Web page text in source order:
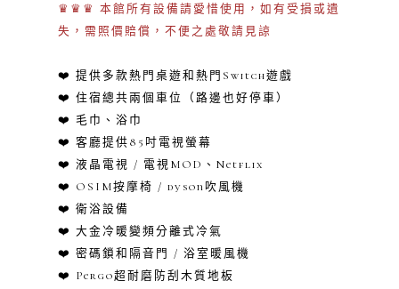
♛♛♛ 本館所有設備請愛惜使用，如有受損或遺
失，需照價賠償，不便之處敬請見諒
❤️ 提供多款熱門桌遊和熱門Switch遊戲
❤️ 住宿總共兩個車位（路邊也好停車）
❤️ 毛巾、浴巾
❤️ 客廳提供85吋電視螢幕
❤️ 液晶電視 / 電視MOD、Netflix
❤️ OSIM按摩椅 / dyson吹風機
❤️ 衛浴設備
❤️ 大金冷暖變頻分離式冷氣
❤️ 密碼鎖和隔音門 / 浴室暖風機
❤️ Pergo超耐磨防刮木質地板